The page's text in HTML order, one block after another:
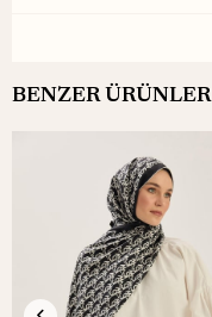
BENZER ÜRÜNLER